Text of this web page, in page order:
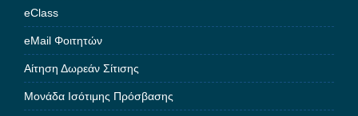
eClass
eMail Φοιτητών
Αίτηση Δωρεάν Σίτισης
Μονάδα Ισότιμης Πρόσβασης